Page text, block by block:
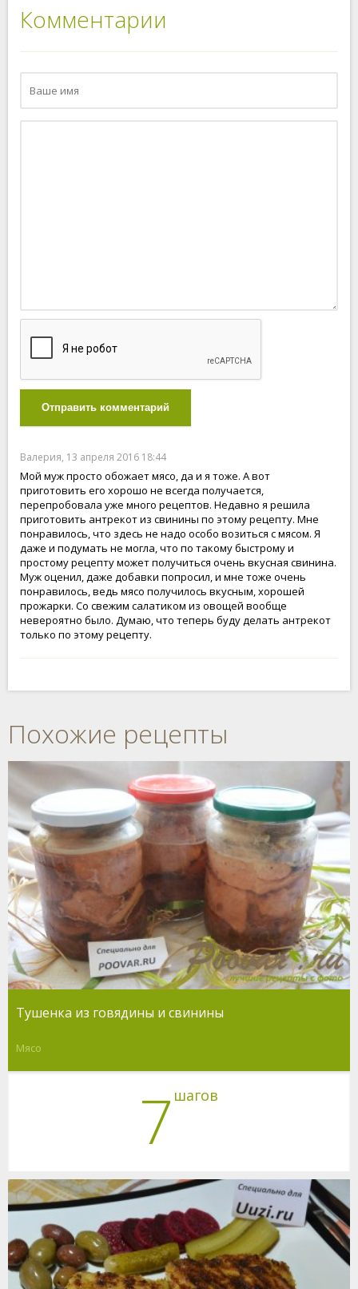
Комментарии
Отправить комментарий
Валерия, 13 апреля 2016 18:44
Мой муж просто обожает мясо, да и я тоже. А вот
приготовить его хорошо не всегда получается,
перепробовала уже много рецептов. Недавно я решила
приготовить антрекот из свинины по этому рецепту. Мне
понравилось, что здесь не надо особо возиться с мясом. Я
даже и подумать не могла, что по такому быстрому и
простому рецепту может получиться очень вкусная свинина.
Муж оценил, даже добавки попросил, и мне тоже очень
понравилось, ведь мясо получилось вкусным, хорошей
прожарки. Со свежим салатиком из овощей вообще
невероятно было. Думаю, что теперь буду делать антрекот
только по этому рецепту.
Похожие рецепты
Тушенка из говядины и свинины
Мясо
7 шагов